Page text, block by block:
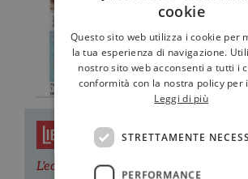
Redazione Il Libraio
L'editoria italiana continua a
cookie
Questo sito web utilizza i cookie per
la tua esperienza di navigazione.
nostro sito web acconsenti a tutti i
conformità con la nostra policy per
Leggi di più
STRETTAMENTE
PERFORMANCE